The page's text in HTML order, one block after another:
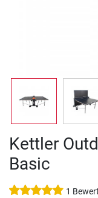
Kettler
Basic
1